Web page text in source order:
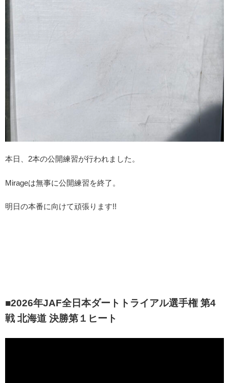
本日、2本の公開練習が行われました。
Mirageは無事に公開練習を終了。
明日の本番に向けて頑張ります!!
■2026年JAF全日本ダートトライアル選手権 第4
戦 北海道 決勝第１ヒート